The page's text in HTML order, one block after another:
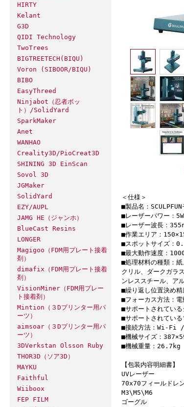
HIRTY
Kelant
G3D
QIDI Technology
TwoTrees
BIGTREETECH(BIQU)
Voron (SIBOOR/BIQU)
BIBO
EasyThreed
Ninjabot（忍者ボッ
ト）/SolidYard
SparkMaker
Anet
WANHAO
Creality3D/PioCreat3D
SHINING 3D EinScan
Sovol 3D
JGMaker
SolidYard
EZY/AUPL
JAMG HE（ジャンホ）
BlueCast Resins
LONGER
Magigoo（FDM用プレート接着
剤）
dimafix（FDM用プレート接着
剤）
VisionMiner（FDM用プレー
ト接着剤）
Mintion（３Dプリンター用パ
ーツ）
aimsoar（３Dプリンター用パ
ーツ）
3DVerkstan Olsson Ruby
THOR3D（ソア3D）
MAYKU
Faithful
Wiiboox
FEP FILM
＜仕様＞
■製品名：
■レーザーパワー：
■レーザー波長：
■作業エリア：
■スポットサイズ：
■最大動作速度：
■処理材料の種類：
クリル、ダークガラ
ンレススチール、ア
■繰り返し位置決め
■フォーカス方法：電
■サポートされて
■サポートされてい
■接続方法：Wi-Fi
■機械サイズ：
■機械重量：26.7kg
【包装内容明細書】
UVレーザー
70x70フィールドレ
M3\M5\M6
ゴーグル